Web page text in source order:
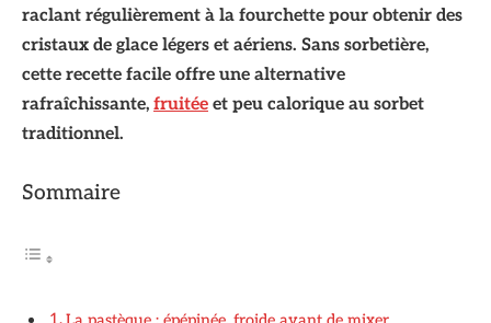
raclant régulièrement à la fourchette pour obtenir des
cristaux de glace légers et aériens. Sans sorbetière,
cette recette facile offre une alternative
rafraîchissante, fruitée et peu calorique au sorbet
traditionnel.
Sommaire